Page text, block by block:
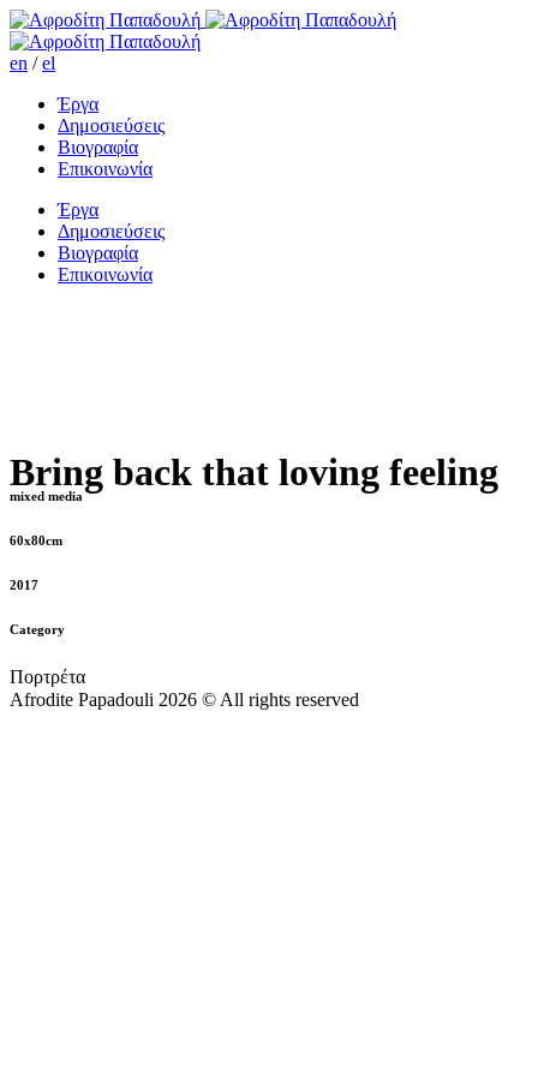
en /el
Έργα
Δημοσιεύσεις
Βιογραφία
Επικοινωνία
Έργα
Δημοσιεύσεις
Βιογραφία
Επικοινωνία
Bring back that loving feeling
mixed media
60x80cm
2017
Category
Πορτρέτα
Afrodite Papadouli 2026 © All rights reserved